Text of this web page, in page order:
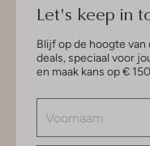
Let's keep in
Blijf op de hoogte
deals, speciaal voor
en maak kans op €